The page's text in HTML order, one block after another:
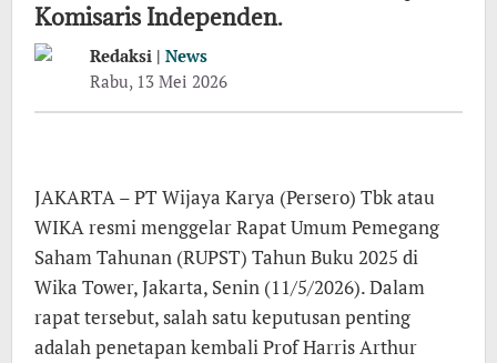
Prof
Harris
Arthur
Hedar
Kembali
Independen.
Komisaris Independen.
Redaksi | News
Rabu, 13 Mei 2026
JAKARTA – PT Wijaya Karya (Persero) Tbk atau
WIKA resmi menggelar Rapat Umum Pemegang
Saham Tahunan (RUPST) Tahun Buku 2025 di
Wika Tower, Jakarta, Senin (11/5/2026). Dalam
rapat tersebut, salah satu keputusan penting
adalah penetapan kembali Prof Harris Arthur